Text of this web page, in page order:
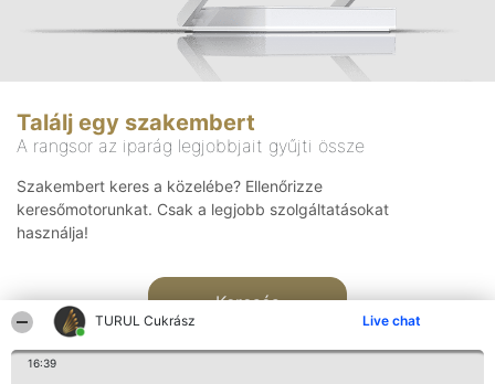
TURUL Cukrász Live chat
16:39
Találj egy szakembert
A rangsor az iparág legjobbjait gyűjti össze
Szakembert keres a közelébe? Ellenőrizze
keresőmotorunkat. Csak a legjobb szolgáltatásokat
használja!
Keresés